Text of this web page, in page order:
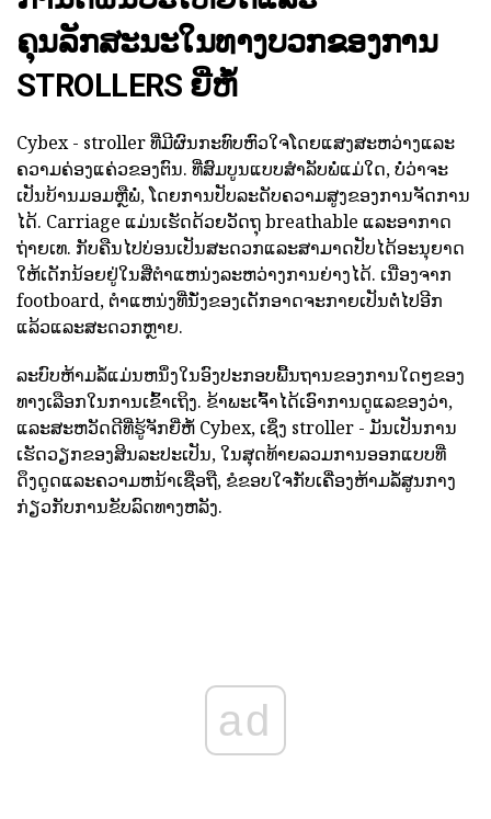
ຄຸນລັກສະນະໃນທາງບວກຂອງການ
STROLLERS ຍີ່ຫໍ້
Cybex - stroller ທີ່ມີຜົນກະທົບຫົວໃຈໂດຍແສງສະຫວ່າງແລະ
ຄວາມຄ່ອງແຄ່ວຂອງຕົນ. ທີ່ສົມບູນແບບສໍາລັບພໍ່ແມ່ໃດ, ບໍ່ວ່າຈະ
ເປັນບ້ານມອມຫຼືພໍ່, ໂດຍການປັບລະດັບຄວາມສູງຂອງການຈັດການ
ໄດ້. Carriage ແມ່ນເຮັດດ້ວຍວັດຖຸ breathable ແລະອາກາດ
ຖ່າຍເທ. ກັບຄືນໄປບ່ອນເປັນສະດວກແລະສາມາດປັບໄດ້ອະນຸຍາດ
ໃຫ້ເດັກນ້ອຍຢູ່ໃນສີ່ຕໍາແຫນ່ງລະຫວ່າງການຍ່າງໄດ້. ເນື່ອງຈາກ
footboard, ຕໍາແຫນ່ງທີ່ນັ່ງຂອງເດັກອາດຈະກາຍເປັນຕໍ່ໄປອີກ
ແລ້ວແລະສະດວກຫຼາຍ.
ລະບົບຫ້າມລໍ້ແມ່ນຫນຶ່ງໃນອົງປະກອບພື້ນຖານຂອງການໃດໆຂອງ
ທາງເລືອກໃນການເຂົ້າເຖິງ. ຂ້າພະເຈົ້າໄດ້ເອົາການດູແລຂອງວ່າ,
ແລະສະຫວັດດີທີ່ຮູ້ຈັກຍີ່ຫໍ້ Cybex, ເຊິ່ງ stroller - ມັນເປັນການ
ເຮັດວຽກຂອງສິນລະປະເປັນ, ໃນສຸດທ້າຍລວມການອອກແບບທີ່
ດຶງດູດແລະຄວາມຫນ້າເຊື່ອຖື, ຂໍຂອບໃຈກັບເຄື່ອງຫ້າມລໍ້ສູນກາງ
ກ່ຽວກັບການຂັບລົດທາງຫລັງ.
ad